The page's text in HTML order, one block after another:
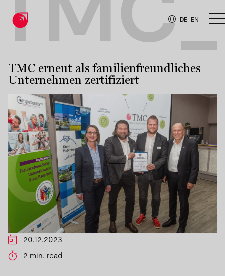
DE | EN
TMC erneut als familienfreundliches
Unternehmen zertifiziert
20.12.2023
2 min. read